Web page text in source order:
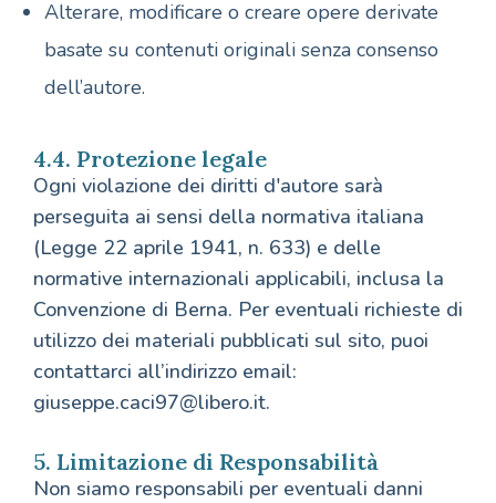
Alterare, modificare o creare opere derivate
basate su contenuti originali senza consenso
dell’autore.
4.4. Protezione legale
Ogni violazione dei diritti d'autore sarà
perseguita ai sensi della normativa italiana
(Legge 22 aprile 1941, n. 633) e delle
normative internazionali applicabili, inclusa la
Convenzione di Berna. Per eventuali richieste di
utilizzo dei materiali pubblicati sul sito, puoi
contattarci all’indirizzo email:
giuseppe.caci97@libero.it.
5. Limitazione di Responsabilità
Non siamo responsabili per eventuali danni